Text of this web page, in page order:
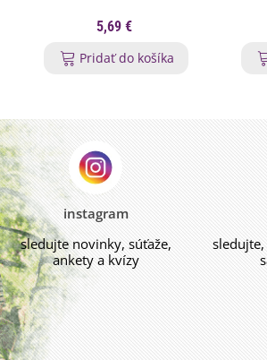
5,69 €
Pridať do košíka
instagram
sledujte novinky, súťaže,
ankety a kvízy